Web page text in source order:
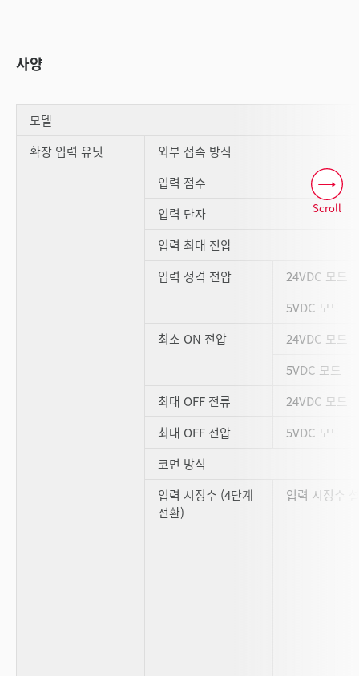
사양
모델
확장 입력 유닛
외부 접속 방식
입력 점수
입력 단자
입력 최대 전압
입력 정격 전압
24VDC 모드
5VDC 모드
최소 ON 전압
24VDC 모드
5VDC 모드
최대 OFF 전류
24VDC 모드
최대 OFF 전압
5VDC 모드
코먼 방식
입력 시정수 (4단계
전환)
입력 시정수
Scroll